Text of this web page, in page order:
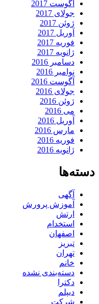
آگوست 2017
جولای 2017
ژوئن 2017
آوریل 2017
فوریه 2017
ژانویه 2017
دسامبر 2016
نوامبر 2016
آگوست 2016
جولای 2016
ژوئن 2016
می 2016
آوریل 2016
مارس 2016
فوریه 2016
ژانویه 2016
دسته‌ها
آگهی
آموزش پرورش
ارتش
استخدام
اصفهان
تبریز
تهران
خانم
دسته‌بندی نشده
دکترا
دیپلم
شرکت